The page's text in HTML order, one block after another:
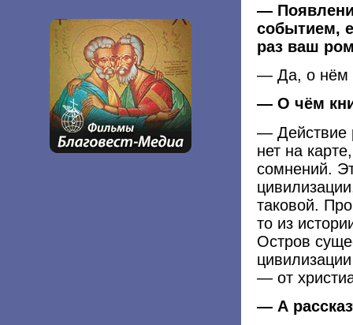
—
событием,
раз ваш
— Да, о нём
— О чём
— Действие
нет на
сомнений.
таковой.
то из
Остров
— от
— А